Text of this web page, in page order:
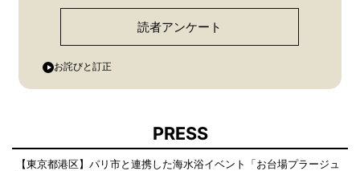
読者アンケート
お詫びと訂正
PRESS
【東京都港区】パリ市と連携した海水浴イベント「お台場プラージュ